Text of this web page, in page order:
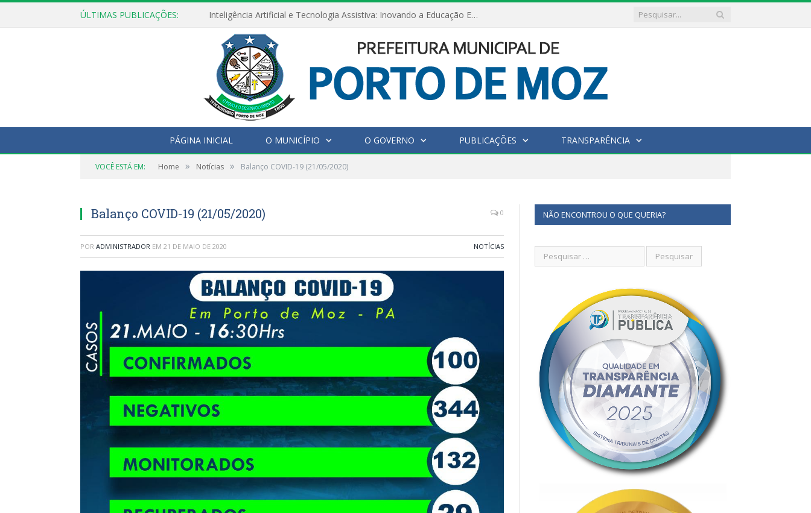
ÚLTIMAS PUBLICAÇÕES: Inteligência Artificial e Tecnologia Assistiva: Inovando a Educação Especial e Inclusiva
PÁGINA INICIAL O MUNICÍPIO O GOVERNO PUBLICAÇÕES TRANSPARÊNCIA
VOCÊ ESTÁ EM: Home » Notícias » Balanço COVID-19 (21/05/2020)
Balanço COVID-19 (21/05/2020) 0
POR ADMINISTRADOR EM 21 DE MAIO DE 2020 NOTÍCIAS
NÃO ENCONTROU O QUE QUERIA?